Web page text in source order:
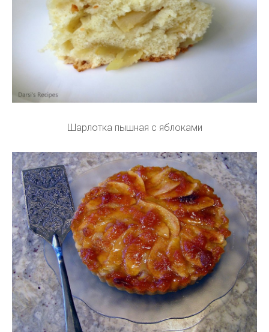
Шарлотка пышная с яблоками